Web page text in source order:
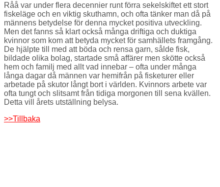
Råå var under flera decennier runt förra sekelskiftet ett stort
fiskeläge och en viktig skuthamn, och ofta tänker man då på
männens betydelse för denna mycket positiva utveckling.
Men det fanns så klart också många driftiga och duktiga
kvinnor som kom att betyda mycket för samhällets framgång.
De hjälpte till med att böda och rensa garn, sålde fisk,
bildade olika bolag, startade små affärer men skötte också
hem och familj med allt vad innebar – ofta under många
långa dagar då männen var hemifrån på fisketurer eller
arbetade på skutor långt bort i världen. Kvinnors arbete var
ofta tungt och slitsamt från tidiga morgonen till sena kvällen.
Detta vill årets utställning belysa.
>>Tillbaka